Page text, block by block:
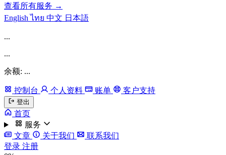
查看所有服务 →
Englishไทย 中文 日本語
...
...
余额: ...
控制台 个人资料 账单 客户支持
登出
首页
服务
文章
关于我们
联系我们
登录 注册